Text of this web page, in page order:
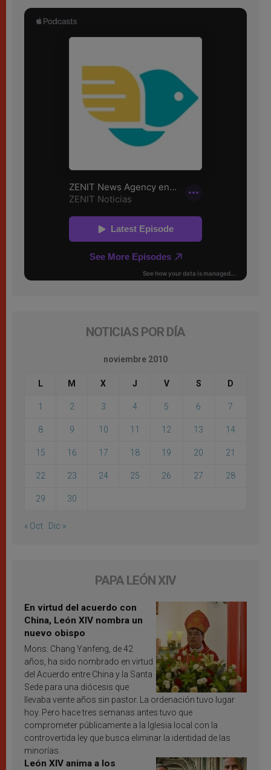
NOTICIAS POR DÍA
noviembre 2010
L M X J V S D
1 2 3 4 5 6 7
8 9 10 11 12 13 14
15 16 17 18 19 20 21
22 23 24 25 26 27 28
29 30
« Oct Dic »
PAPA LEÓN XIV
En virtud del acuerdo con
China, León XIV nombra un
nuevo obispo
Mons. Chang Yanfeng, de 42
años, ha sido nombrado en virtud
del Acuerdo entre China y la Santa
Sede para una diócesis que
llevaba veinte años sin pastor. La ordenación tuvo lugar
hoy. Pero hace tres semanas antes tuvo que
comprometer públicamente a la Iglesia local con la
controvertida ley que busca eliminar la identidad de las
minorías.
León XIV anima a los